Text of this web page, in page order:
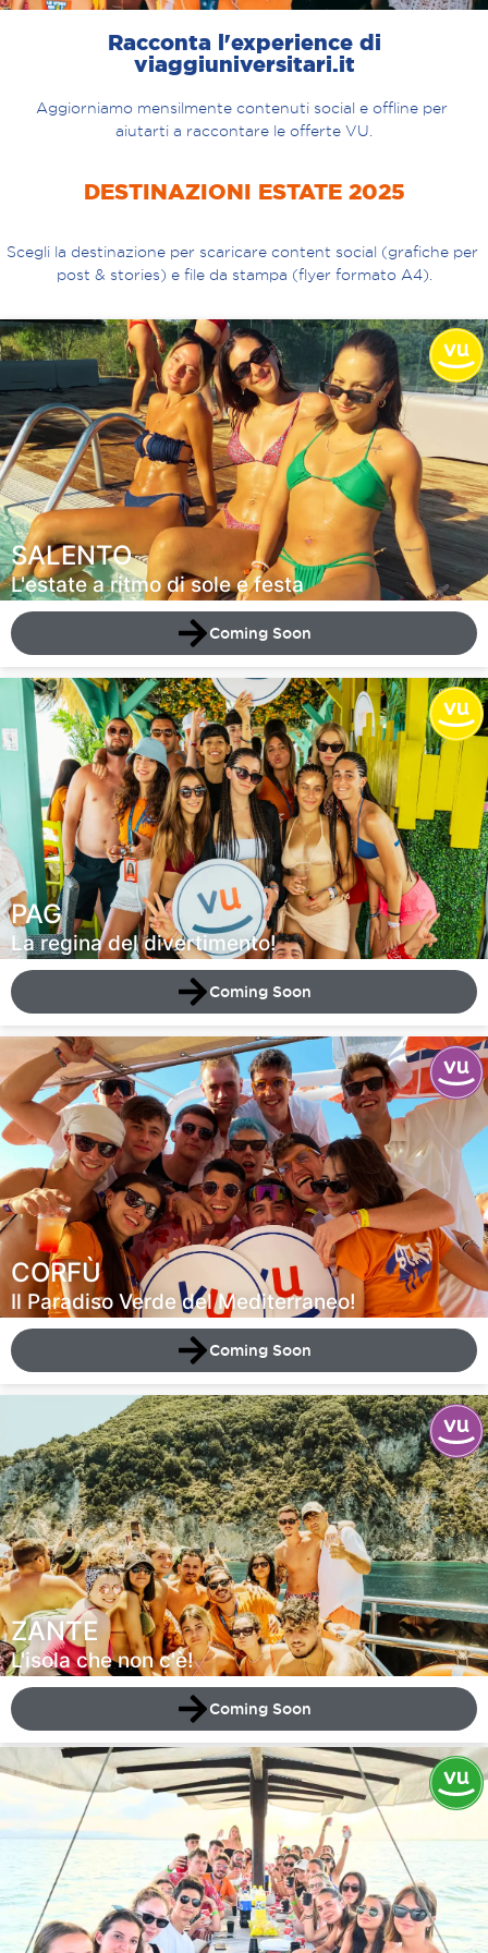
Racconta l'experience di
viaggiuniversitari.it
Aggiorniamo mensilmente contenuti social e offline per
aiutarti a raccontare le offerte VU.
DESTINAZIONI ESTATE 2025
Scegli la destinazione per scaricare content social (grafiche per
post & stories) e file da stampa (flyer formato A4).
SALENTO
L'estate a ritmo di sole e festa
Coming Soon
PAG
La regina del divertimento!
Coming Soon
CORFÙ
Il Paradiso Verde del Mediterraneo!
Coming Soon
ZANTE
L'isola che non c'è!
Coming Soon